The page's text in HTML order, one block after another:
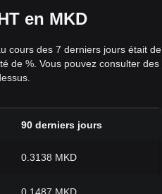
en MKD
cours des 7 derniers jours était de
de %. Vous pouvez consulter des
90 derniers jours
0.3138 MKD